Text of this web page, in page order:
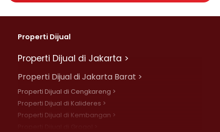
Properti Dijual
Properti Dijual di Jakarta >
Properti Dijual di Jakarta Barat >
Properti Dijual di Cengkareng >
Properti Dijual di Kalideres >
Properti Dijual di Kembangan >